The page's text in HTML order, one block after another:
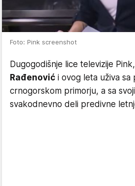
Foto: Pink screenshot
Dugogodišnje lice televizije Pink,
Rađenović i ovog leta uživa sa
crnogorskom primorju, a sa
svakodnevno deli predivne